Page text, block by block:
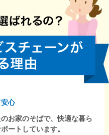
心
お家のそばで、快適な暮ら
ートしています。